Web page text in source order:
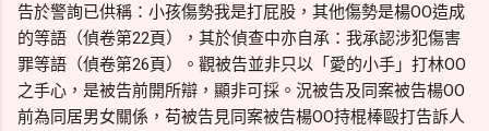
告於警詢已供稱：小孩傷勢我是打屁股，其他傷勢是楊OO造成
的等語（偵卷第22頁），其於偵查中亦自承：我承認涉犯傷害
罪等語（偵卷第26頁）。觀被告並非只以「愛的小手」打林OO
之手心，是被告前開所辯，顯非可採。況被告及同案被告楊OO
前為同居男女關係，苟被告見同案被告楊OO持棍棒毆打告訴人